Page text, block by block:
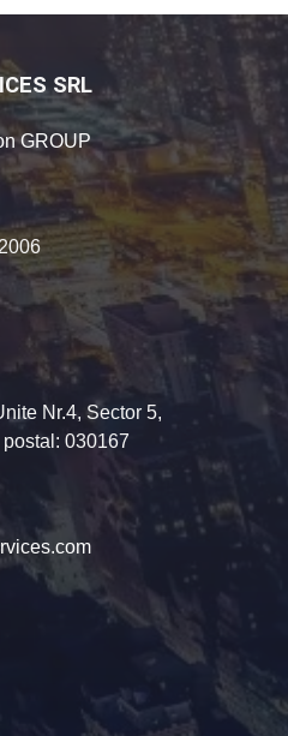
SRL
GROUP
Nr.4, Sector 5,
030167